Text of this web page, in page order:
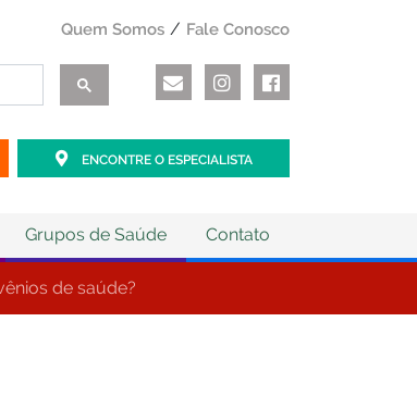
Quem Somos Fale Conosco
ENCONTRE O ESPECIALISTA
Grupos de Saúde Contato
de saúde?